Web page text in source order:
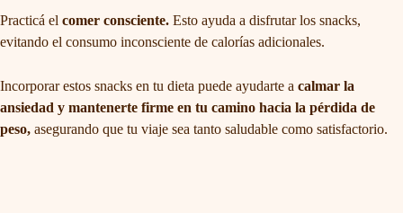
Practicá el comer consciente. Esto ayuda a disfrutar los snacks,
evitando el consumo inconsciente de calorías adicionales.
Incorporar estos snacks en tu dieta puede ayudarte a calmar la
ansiedad y mantenerte firme en tu camino hacia la pérdida de
peso, asegurando que tu viaje sea tanto saludable como satisfactorio.